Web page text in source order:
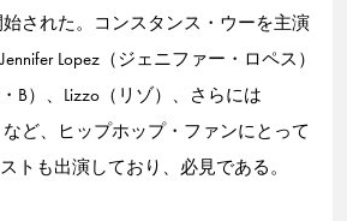
された。コンスタンス・ウーを主演
Lopez（ジェニファー・ロペス）
B）、Lizzo（リゾ）、さらには
など、ヒップホップ・ファンにとって
トも出演しており、必見である。